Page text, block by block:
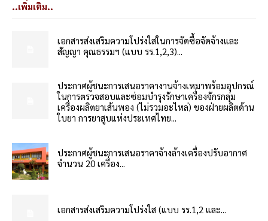
..เพิ่มเติม..
เอกสารส่งเสริมความโปร่งใสในการจัดซื้อจัดจ้างและ
สัญญา คุณธรรมฯ (แบบ รร.1,2,3)...
ประกาศผู้ชนะการเสนอราคางานจ้างเหมาพร้อมอุปกรณ์
ในการตรวจสอบและซ่อมบำรุงรักษาเครื่องจักรกลุ่ม
เครื่องผลิตยาเส้นพอง (ไม่รวมอะไหล่) ของฝ่ายผลิตด้าน
ใบยา การยาสูบแห่งประเทศไทย...
ประกาศผู้ชนะการเสนอราคาจ้างล้างเครื่องปรับอากาศ
จำนวน 20 เครื่อง...
เอกสารส่งเสริมความโปร่งใส (แบบ รร.1,2 และ...